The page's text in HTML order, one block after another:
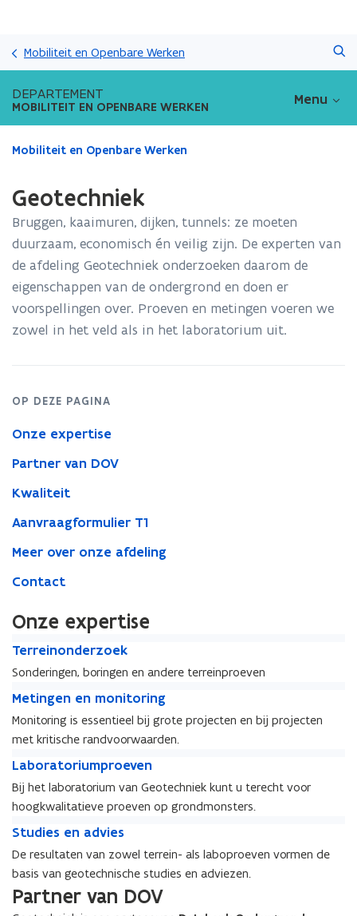
inhoud
Mobiliteit en Openbare Werken
DEPARTEMENT
MOBILITEIT EN OPENBARE WERKEN Menu
Gedaan
bevindt
op:
Geotechniek
Mobiliteit en Openbare Werken
Geotechniek
Bruggen, kaaimuren, dijken, tunnels: ze moeten
duurzaam, economisch én veilig zijn. De experten van
de afdeling Geotechniek onderzoeken daarom de
eigenschappen van de ondergrond en doen er
voorspellingen over. Proeven en metingen voeren we
zowel in het veld als in het laboratorium uit.
OP DEZE PAGINA
Onze expertise
Partner van DOV
Kwaliteit
Aanvraagformulier T1
Meer over onze afdeling
Contact
Onze expertise
e
r
r
i
n
o
d
e
r
o
e
k
Terreinonderzoek
T
e
r
e
i
o
n
d
r
z
o
k
Sonderingen, boringen en andere terreinproeven
e
t
i
g
e
n
n
m
o
n
Metingen en monitoring
M
e
i
n
g
e
n
e
n
m
o
n
Monitoring is essentieel bij grote projecten en bij projecten
met kritische randvoorwaarden.
a
b
o
a
t
o
r
Laboratoriumproeven
L
a
b
o
r
a
t
o
r
Bij het laboratorium van Geotechniek kunt u terecht voor
hoogkwalitatieve proeven op grondmonsters.
t
u
d
e
Studies en advies
S
t
u
d
De resultaten van zowel terrein- als laboproeven vormen de
basis van geotechnische studies en adviezen.
Partner van DOV